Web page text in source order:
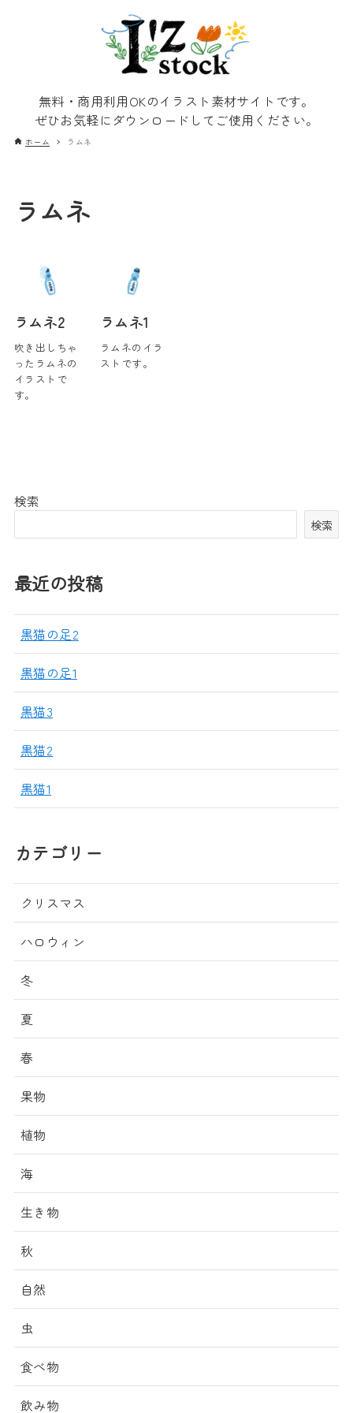
無料・商用利用OKのイラスト素材サイトです。
ぜひお気軽にダウンロードしてご使用ください。
ホーム ラムネ
ラムネ
ラムネ2
吹き出しちゃ
ったラムネの
イラストで
す。
ラムネ1
ラムネのイラ
ストです。
検索
検索
最近の投稿
黒猫の足2
黒猫の足1
黒猫3
黒猫2
黒猫1
カテゴリー
クリスマス
ハロウィン
冬
夏
春
果物
植物
海
生き物
秋
自然
虫
食べ物
飲み物